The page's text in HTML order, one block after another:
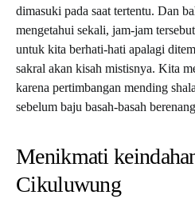
dimasuki pada saat tertentu. Dan
mengetahui sekali, jam-jam
untuk kita berhati-hati apalagi
sakral akan kisah mistisnya. Kita
karena pertimbangan mending
sebelum baju basah-basah
Menikmati
Cikuluwung